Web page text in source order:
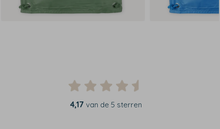
4,17 van de 5 sterren